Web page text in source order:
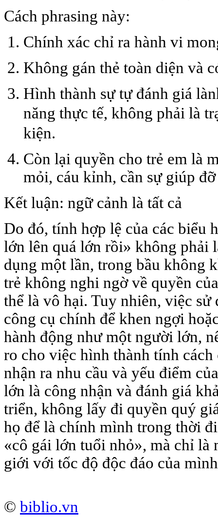
Cách phrasing này:
Chính xác chỉ ra hành vi
Không gán thẻ toàn diện và
Hình thành sự tự đánh giá
năng thực tế, không phải là
kiện.
Còn lại quyền cho trẻ em là
mỏi, cáu kỉnh, cần sự giúp
Kết luận: ngữ cảnh là tất cả
Do đó, tính hợp lệ của các biểu
lớn lên quá lớn rồi» không phải
dụng một lần, trong bầu không
trẻ không nghi ngờ về quyền
thể là vô hại. Tuy nhiên, việc
công cụ chính để khen ngợi
hành động như một người lớn,
ro cho việc hình thành tính
nhận ra nhu cầu và yếu điểm
lớn là công nhận và đánh giá
triển, không lấy đi quyền quý
họ để là chính mình trong thời
«cô gái lớn tuổi nhỏ», mà chỉ là
giới với tốc độ độc đáo của
© biblio.vn